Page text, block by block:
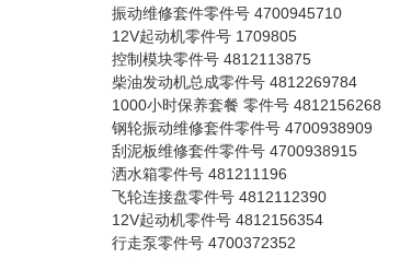
振动维修套件零件号 4700945710
12V起动机零件号 1709805
控制模块零件号 4812113875
柴油发动机总成零件号 4812269784
1000小时保养套餐 零件号 4812156268
钢轮振动维修套件零件号 4700938909
刮泥板维修套件零件号 4700938915
洒水箱零件号 481211196
飞轮连接盘零件号 4812112390
12V起动机零件号 4812156354
行走泵零件号 4700372352